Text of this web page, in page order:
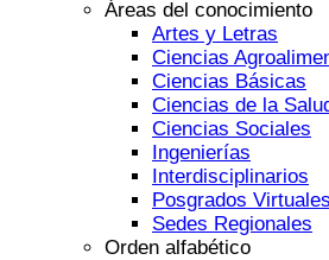
Áreas del conocimiento
Artes y Letras
Ciencias
Ciencias Básicas
Ciencias de la
Ciencias Sociales
Ingenierías
Interdisciplinarios
Posgrados Virtuales
Sedes Regionales
Orden alfabético